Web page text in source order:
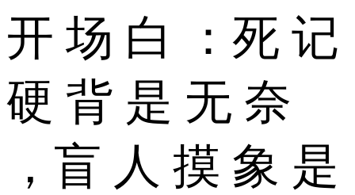
开 场 白 ：死 记
硬 背 是 无 奈
，盲 人 摸 象 是